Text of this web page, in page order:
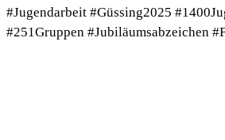
#Jugendarbeit #Güssing2025
#251Gruppen #Jubiläumsabzeichen